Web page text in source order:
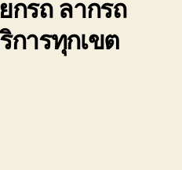
กรถ ลากรถ
การทุกเขต